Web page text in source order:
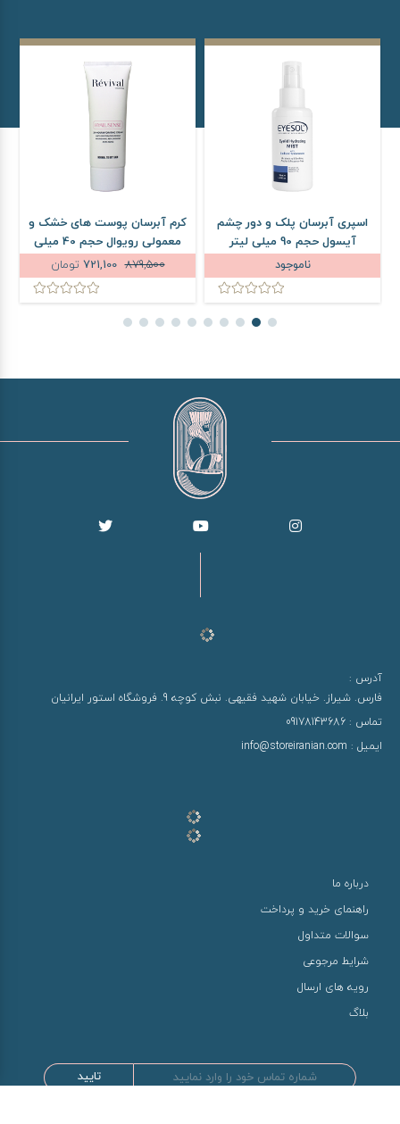
اسپری آبرسان پلک و دور چشم
آیسول حجم 90 میلی لیتر
ناموجود
کرم آبرسان پوست های خشک و
معمولی رویوال حجم 40 میلی
لیتر 879,500
721,100 تومان
آدرس :
فارس. شیراز. خیابان شهید فقیهی. نبش کوچه 9. فروشگاه استور ایرانیان
تماس : 09178143686
ایمیل : info@storeiranian.com
درباره ما
راهنمای خرید و پرداخت
سوالات متداول
شرایط مرجوعی
رویه های ارسال
بلاگ
تایید